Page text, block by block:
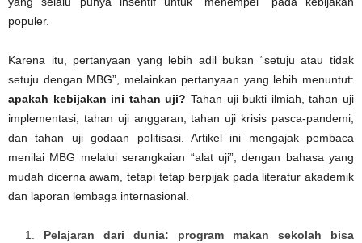
populer.
Karena itu, pertanyaan yang lebih adil bukan “setuju atau tidak
setuju dengan MBG”, melainkan pertanyaan yang lebih menuntut:
apakah kebijakan ini tahan uji? Tahan uji bukti ilmiah, tahan uji
implementasi, tahan uji anggaran, tahan uji krisis pasca-pandemi,
dan tahan uji godaan politisasi. Artikel ini mengajak pembaca
menilai MBG melalui serangkaian “alat uji”, dengan bahasa yang
mudah dicerna awam, tetapi tetap berpijak pada literatur akademik
dan laporan lembaga internasional.
Pelajaran dari dunia: program makan sekolah bisa